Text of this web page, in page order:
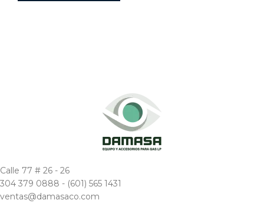
Calle 77 # 26 - 26
304 379 0888 - (601) 565 1431
ventas@damasaco.com